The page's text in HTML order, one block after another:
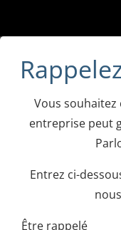
Vous
entreprise peut
Entrez ci-
Être rappelé